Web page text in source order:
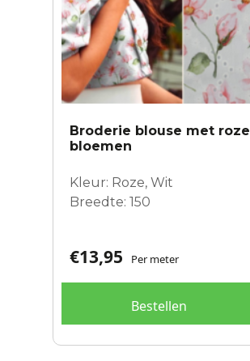
Broderie blouse met roze
bloemen
Kleur: Roze, Wit
Breedte: 150
€13,95 Per meter
Bestellen